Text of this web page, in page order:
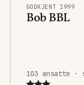
GODKJENT 1999
Bob BBL
103 ansatte ·